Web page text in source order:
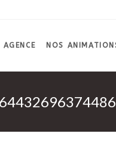
AGENCE NOS